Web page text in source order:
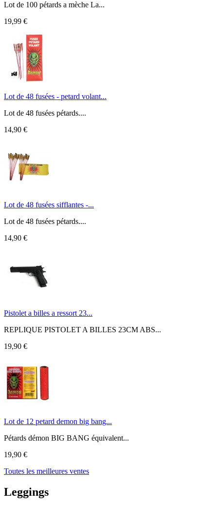
Lot de 100 pétards a mèche La...
19,99 €
Lot de 48 fusées - petard volant...
Lot de 48 fusées pétards....
14,90 €
Lot de 48 fusées sifflantes -...
Lot de 48 fusées pétards....
14,90 €
Pistolet a billes a ressort 23...
REPLIQUE PISTOLET A BILLES 23CM ABS...
19,90 €
Lot de 12 petard demon big bang...
Pétards démon BIG BANG équivalent...
19,90 €
Toutes les meilleures ventes
Leggings